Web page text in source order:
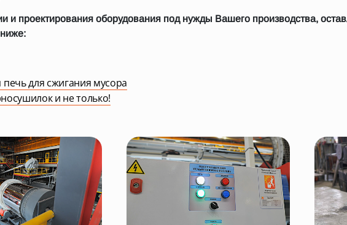
и проектирования оборудования под нужды Вашего производства,
для сжигания мусора
и не только!